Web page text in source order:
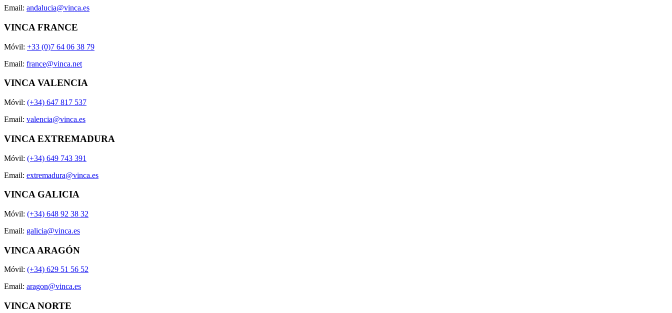
Email: andalucia@vinca.es
VINCA FRANCE
Móvil: +33 (0)7 64 06 38 79
Email: france@vinca.net
VINCA VALENCIA
Móvil: (+34) 647 817 537
Email: valencia@vinca.es
VINCA EXTREMADURA
Móvil: (+34) 649 743 391
Email: extremadura@vinca.es
VINCA GALICIA
Móvil: (+34) 648 92 38 32
Email: galicia@vinca.es
VINCA ARAGÓN
Móvil: (+34) 629 51 56 52
Email: aragon@vinca.es
VINCA NORTE